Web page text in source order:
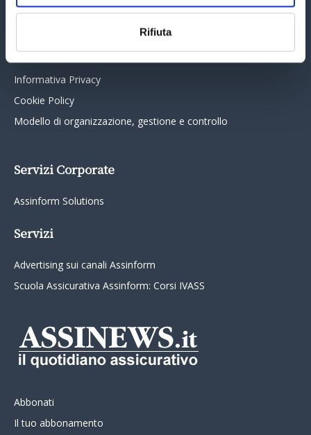
Rifiuta
Chi siamo
Informativa Privacy
Cookie Policy
Modello di organizzazione, gestione e controllo
Servizi Corporate
Assinform Solutions
Servizi
Advertising sui canali Assinform
Scuola Assicurativa Assinform: Corsi IVASS
Abbonati
Il tuo abbonamento